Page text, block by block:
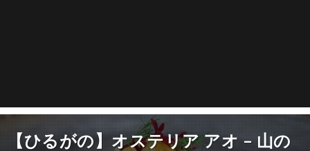
【ひるがの】オステリア アオ – 山の